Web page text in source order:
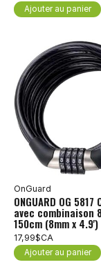
Ajouter au panier
OnGuard
ONGUARD OG
avec combinaison
150cm (8mm x 4.9')
17,99$CA
Ajouter au panier